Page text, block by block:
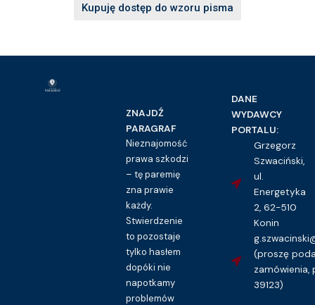
Kupuję dostęp do wzoru pisma
ZNAJDŹ
PARAGRAF
Nieznajomość
prawa szkodzi
– tę paremię
zna prawie
każdy.
Stwierdzenie
to pozostaje
tylko hasłem
dopóki nie
napotkamy
problemów
DANE
WYDAWCY
PORTALU:
Grzegorz
Szwaciński,
ul.
Energetyka
2, 62-510
Konin
(proszę
zamówienia,
39123)